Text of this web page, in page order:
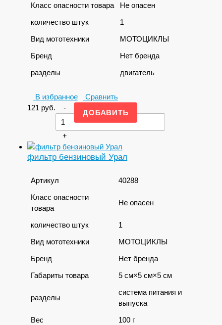
Класс опасности товара
Не опасен
количество штук
1
Вид мототехники
МОТОЦИКЛЫ
Бренд
Нет бренда
разделы
двигатель
В избранное
Сравнить
121 руб. -
+
фильтр бензиновый Урал
Артикул
40288
Класс опасности
товара
Не опасен
количество штук
1
Вид мототехники
МОТОЦИКЛЫ
Бренд
Нет бренда
Габариты товара
5 см×5 см×5 см
разделы
система питания и
выпуска
Вес
100 г